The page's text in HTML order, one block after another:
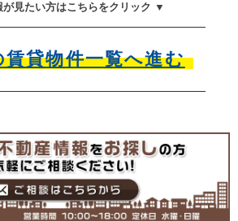
見たい方はこちらをクリック ▼
賃貸物件一覧へ進む